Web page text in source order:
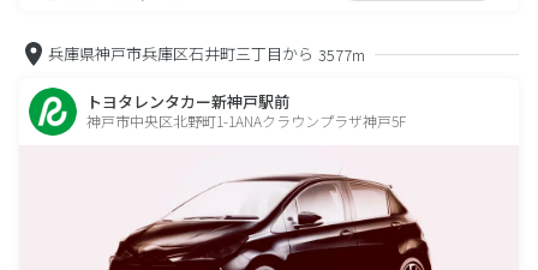
兵庫県神戸市兵庫区石井町三丁目から 3577m
トヨタレンタカー新神戸駅前
神戸市中央区北野町1-1ANAクラウンプラザ神戸5F